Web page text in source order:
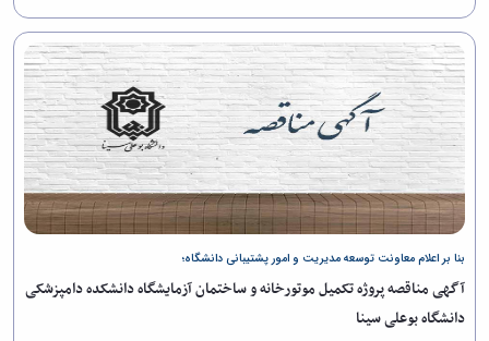
تلفن‌هاپژوهش
کتابخانه
مرکزی
و
مرکز
اسناد
پایان
نامه
و
رساله
سنجی
همایش‌ها
انتشارات
نهاوند
(ویژه
دختران)
طبیعی
بنا بر اعلام معاونت توسعه مدیریت و امور پشتیبانی دانشگاه؛
آگهی مناقصه پروژه تکمیل موتورخانه و ساختمان آزمایشگاه دانشکده دامپزشکی
دانشگاه بوعلی سینا